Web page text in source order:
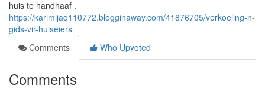
huis te handhaaf .
https://karimijaq110772.blogginaway.com/41876705/verkoeling-n-
gids-vir-huiseiers
Comments
Who Upvoted
Comments